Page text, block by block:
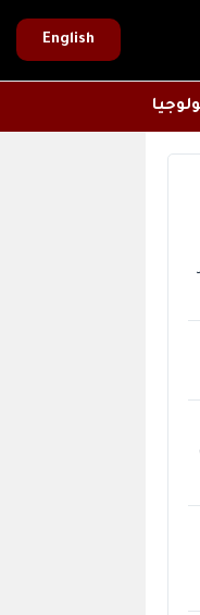
English